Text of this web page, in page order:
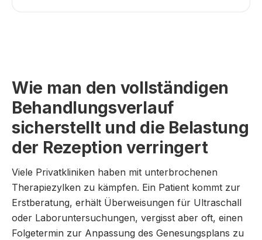
Wie man den vollständigen
Behandlungsverlauf
sicherstellt und die Belastung
der Rezeption verringert
Viele Privatkliniken haben mit unterbrochenen
Therapiezylken zu kämpfen. Ein Patient kommt zur
Erstberatung, erhält Überweisungen für Ultraschall
oder Laboruntersuchungen, vergisst aber oft, einen
Folgetermin zur Anpassung des Genesungsplans zu